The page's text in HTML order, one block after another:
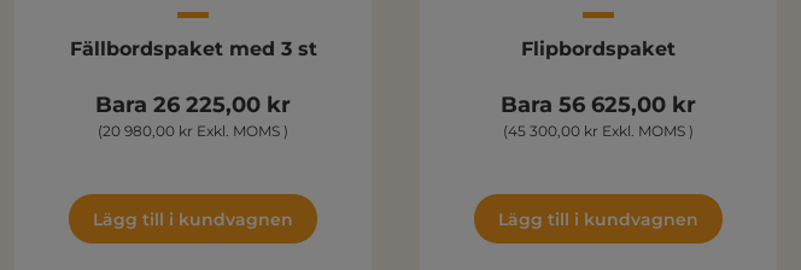
Fällbordspaket med 3 st
Bara 26 225,00 kr
(20 980,00 kr Exkl. MOMS )
Lägg till i kundvagnen
Flipbordspaket
Bara 56 625,00 kr
(45 300,00 kr Exkl. MOMS )
Lägg till i kundvagnen